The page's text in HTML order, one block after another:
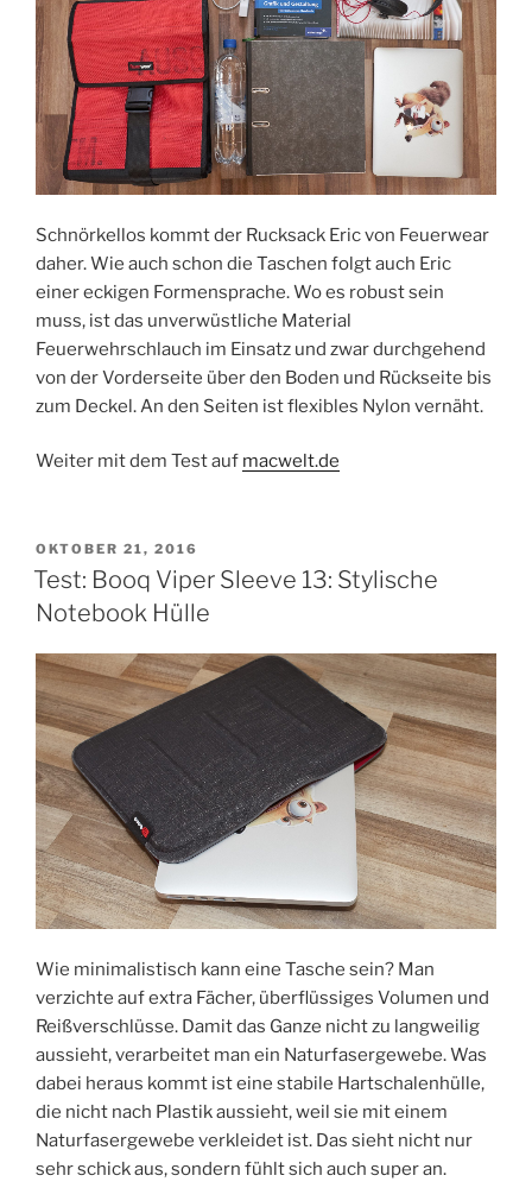
Schnörkellos kommt der Rucksack Eric von Feuerwear
daher. Wie auch schon die Taschen folgt auch Eric
einer eckigen Formensprache. Wo es robust sein
muss, ist das unverwüstliche Material
Feuerwehrschlauch im Einsatz und zwar durchgehend
von der Vorderseite über den Boden und Rückseite bis
zum Deckel. An den Seiten ist flexibles Nylon vernäht.
Weiter mit dem Test auf macwelt.de
VERÖFFENTLICHT
AM
OKTOBER 21, 2016
Test: Booq Viper Sleeve 13: Stylische
Notebook Hülle
Wie minimalistisch kann eine Tasche sein? Man
verzichte auf extra Fächer, überflüssiges Volumen und
Reißverschlüsse. Damit das Ganze nicht zu langweilig
aussieht, verarbeitet man ein Naturfasergewebe. Was
dabei heraus kommt ist eine stabile Hartschalenhülle,
die nicht nach Plastik aussieht, weil sie mit einem
Naturfasergewebe verkleidet ist. Das sieht nicht nur
sehr schick aus, sondern fühlt sich auch super an.